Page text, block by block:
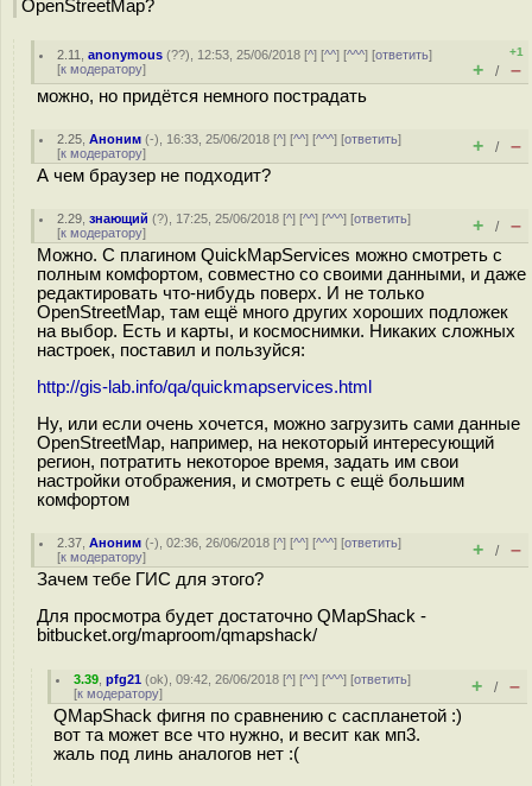
OpenStreetMap?
2.11 ,anonymous (??), 12:53, 25/06/2018 [^] [^^] [^^^] [ответить]
[к модератору]
+1
+ / –
можно, но придётся немного пострадать
2.25 ,Аноним (-), 16:33, 25/06/2018 [^] [^^] [^^^] [ответить]
[к модератору] + / –
А чем браузер не подходит?
2.29 ,знающий (?), 17:25, 25/06/2018 [^] [^^] [^^^] [ответить]
[к модератору] + / –
Можно. С плагином QuickMapServices можно смотреть с
полным комфортом, совместно со своими данными, и даже
редактировать что-нибудь поверх. И не только
OpenStreetMap, там ещё много других хороших подложек
на выбор. Есть и карты, и космоснимки. Никаких сложных
настроек, поставил и пользуйся:
http://gis-lab.info/qa/quickmapservices.html
Ну, или если очень хочется, можно загрузить сами данные
OpenStreetMap, например, на некоторый интересующий
регион, потратить некоторое время, задать им свои
настройки отображения, и смотреть с ещё большим
комфортом
2.37 ,Аноним (-), 02:36, 26/06/2018 [^] [^^] [^^^] [ответить]
[к модератору] + / –
Зачем тебе ГИС для этого?
Для просмотра будет достаточно QMapShack -
bitbucket.org/maproom/qmapshack/
3.39 ,pfg21 (ok), 09:42, 26/06/2018 [^] [^^] [^^^] [ответить]
[к модератору] + / –
QMapShack фигня по сравнению с саспланетой :)
вот та может все что нужно, и весит как мп3.
жаль под линь аналогов нет :(